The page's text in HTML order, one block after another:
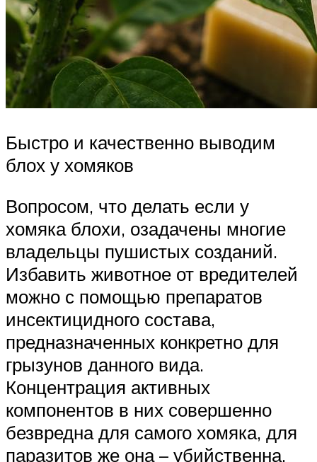
Быстро и качественно выводим
блох у хомяков
Вопросом, что делать если у
хомяка блохи, озадачены многие
владельцы пушистых созданий.
Избавить животное от вредителей
можно с помощью препаратов
инсектицидного состава,
предназначенных конкретно для
грызунов данного вида.
Концентрация активных
компонентов в них совершенно
безвредна для самого хомяка, для
паразитов же она – убийственна.